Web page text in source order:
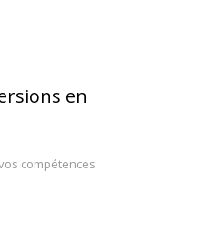
en
compétences